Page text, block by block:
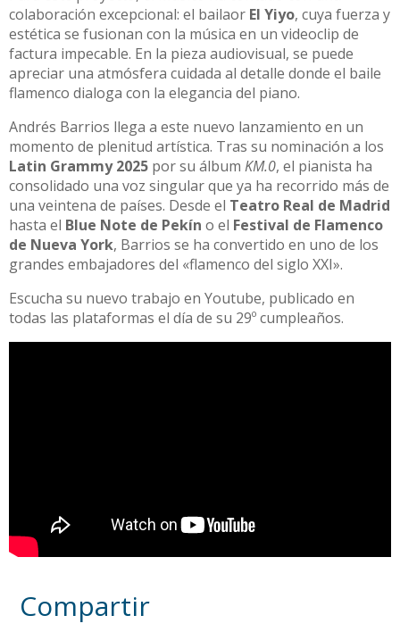
colaboración excepcional: el bailaor El Yiyo, cuya fuerza y
estética se fusionan con la música en un videoclip de
factura impecable. En la pieza audiovisual, se puede
apreciar una atmósfera cuidada al detalle donde el baile
flamenco dialoga con la elegancia del piano.
Andrés Barrios llega a este nuevo lanzamiento en un
momento de plenitud artística. Tras su nominación a los
Latin Grammy 2025 por su álbum KM.0, el pianista ha
consolidado una voz singular que ya ha recorrido más de
una veintena de países. Desde el Teatro Real de Madrid
hasta el Blue Note de Pekín o el Festival de Flamenco
de Nueva York, Barrios se ha convertido en uno de los
grandes embajadores del «flamenco del siglo XXI».
Escucha su nuevo trabajo en Youtube, publicado en
todas las plataformas el día de su 29º cumpleaños.
Compartir